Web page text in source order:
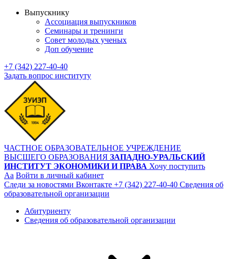
Выпускнику
Ассоциация выпускников
Семинары и тренинги
Совет молодых ученых
Доп обучение
+7 (342) 227-40-40
Задать вопрос институту
ЧАСТНОЕ ОБРАЗОВАТЕЛЬНОЕ УЧРЕЖДЕНИЕ
ВЫСШЕГО ОБРАЗОВАНИЯ ЗАПАДНО-УРАЛЬСКИЙ
ИНСТИТУТ ЭКОНОМИКИ И ПРАВА Хочу поступить
Aa Войти в личный кабинет
Следи за новостями Вконтакте +7 (342) 227-40-40 Сведения об
образовательной организации
Абитуриенту
Сведения об образовательной организации